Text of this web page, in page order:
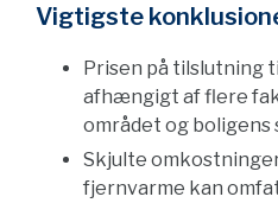
Vigtigste
Prisen på tilslutning
afhængigt af flere
området og boligens
Skjulte
fjernvarme kan